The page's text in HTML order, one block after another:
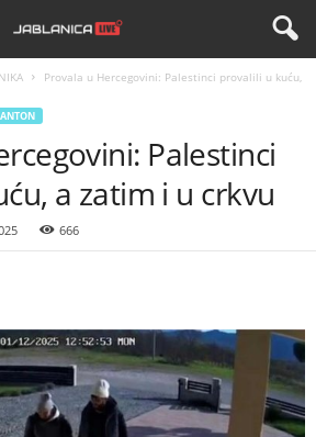
Provala u Hercegovini: Palestinci provalili u kuću,
Palestinci
a zatim i u crkvu
666